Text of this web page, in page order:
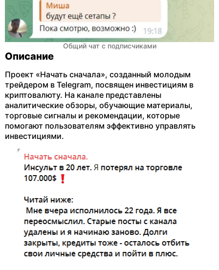
Общий чат с подписчиками
Описание
Проект «Начать сначала», созданный молодым
трейдером в Telegram, посвящен инвестициям в
криптовалюту. На канале представлены
аналитические обзоры, обучающие материалы,
торговые сигналы и рекомендации, которые
помогают пользователям эффективно управлять
инвестициями.